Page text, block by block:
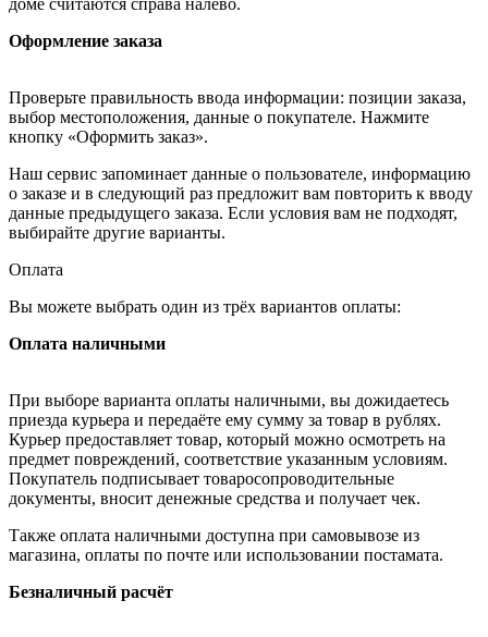
Оформление заказа
Проверьте правильность ввода информации: позиции заказа,
выбор местоположения, данные о покупателе. Нажмите
кнопку «Оформить заказ».
Наш сервис запоминает данные о пользователе, информацию
о заказе и в следующий раз предложит вам повторить к вводу
данные предыдущего заказа. Если условия вам не подходят,
выбирайте другие варианты.
Оплата
Вы можете выбрать один из трёх вариантов оплаты:
Оплата наличными
При выборе варианта оплаты наличными, вы дожидаетесь
приезда курьера и передаёте ему сумму за товар в рублях.
Курьер предоставляет товар, который можно осмотреть на
предмет повреждений, соответствие указанным условиям.
Покупатель подписывает товаросопроводительные
документы, вносит денежные средства и получает чек.
Также оплата наличными доступна при самовывозе из
магазина, оплаты по почте или использовании постамата.
Безналичный расчёт